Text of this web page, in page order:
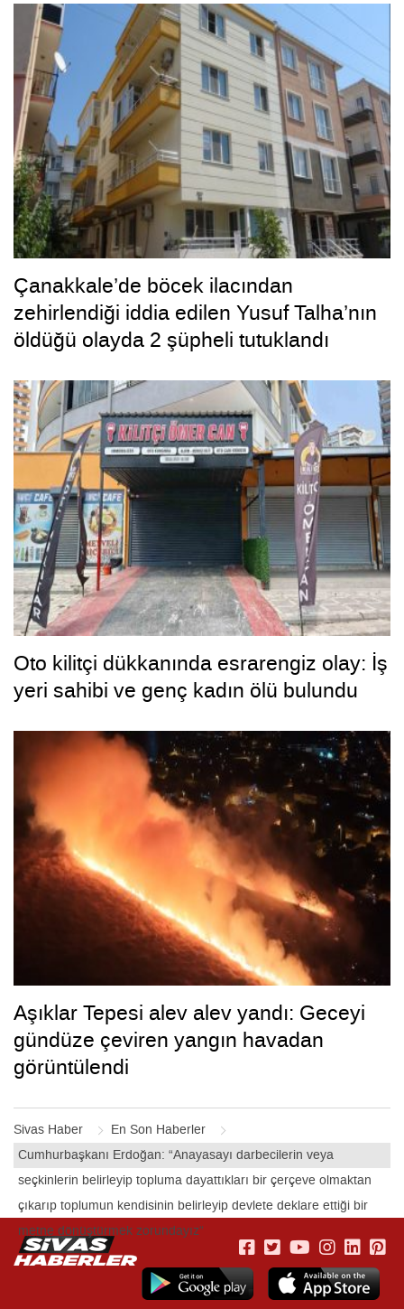
Sivas Haber
En Son Haberler
Cumhurbaşkanı Erdoğan: “Anayasayı darbecilerin veya
seçkinlerin belirleyip topluma dayattıkları bir çerçeve olmaktan
çıkarıp toplumun kendisinin belirleyip devlete deklare ettiği bir
metne dönüştürmek zorundayız”
Çanakkale’de böcek ilacından
zehirlendiği iddia edilen Yusuf Talha’nın
öldüğü olayda 2 şüpheli tutuklandı
Oto kilitçi dükkanında esrarengiz olay: İş
yeri sahibi ve genç kadın ölü bulundu
Aşıklar Tepesi alev alev yandı: Geceyi
gündüze çeviren yangın havadan
görüntülendi